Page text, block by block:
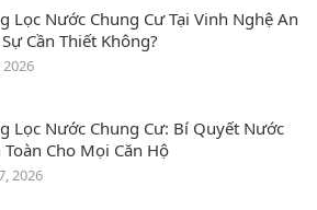
Lọc Nước Chung Cư Tại Vinh Nghệ An
Cần Thiết Không?
Lọc Nước Chung Cư: Bí Quyết Nước
Toàn Cho Mọi Căn Hộ
2026